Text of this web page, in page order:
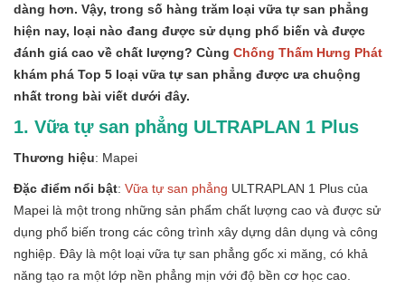
dàng hơn. Vậy, trong số hàng trăm loại vữa tự san phẳng
hiện nay, loại nào đang được sử dụng phổ biến và được
đánh giá cao về chất lượng? Cùng Chống Thấm Hưng Phát
khám phá Top 5 loại vữa tự san phẳng được ưa chuộng
nhất trong bài viết dưới đây.
1. Vữa tự san phẳng ULTRAPLAN 1 Plus
Thương hiệu: Mapei
Đặc điểm nổi bật: Vữa tự san phẳng ULTRAPLAN 1 Plus của
Mapei là một trong những sản phẩm chất lượng cao và được sử
dụng phổ biến trong các công trình xây dựng dân dụng và công
nghiệp. Đây là một loại vữa tự san phẳng gốc xi măng, có khả
năng tạo ra một lớp nền phẳng mịn với độ bền cơ học cao.